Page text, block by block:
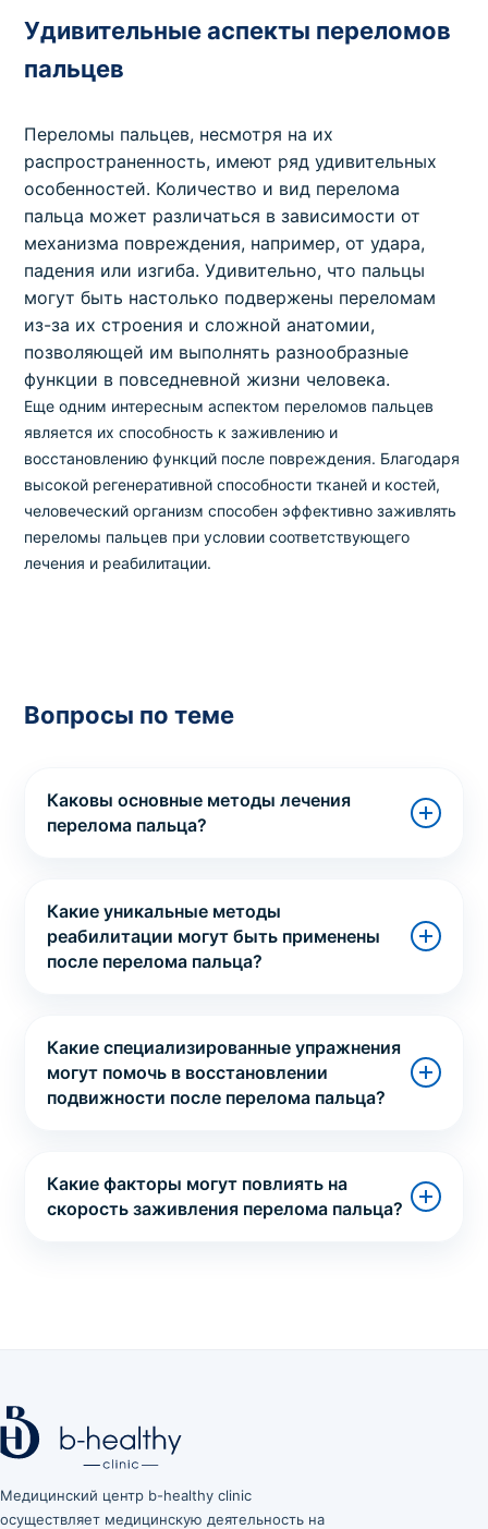
Удивительные аспекты переломов
пальцев
Переломы пальцев, несмотря на их
распространенность, имеют ряд удивительных
особенностей. Количество и вид перелома
пальца может различаться в зависимости от
механизма повреждения, например, от удара,
падения или изгиба. Удивительно, что пальцы
могут быть настолько подвержены переломам
из-за их строения и сложной анатомии,
позволяющей им выполнять разнообразные
функции в повседневной жизни человека.
Еще одним интересным аспектом переломов пальцев
является их способность к заживлению и
восстановлению функций после повреждения. Благодаря
высокой регенеративной способности тканей и костей,
человеческий организм способен эффективно заживлять
переломы пальцев при условии соответствующего
лечения и реабилитации.
Вопросы по теме
Каковы основные методы лечения
перелома пальца?
Какие уникальные методы
реабилитации могут быть применены
после перелома пальца?
Какие специализированные упражнения
могут помочь в восстановлении
подвижности после перелома пальца?
Какие факторы могут повлиять на
скорость заживления перелома пальца?
Медицинский центр b-healthy clinic
осуществляет медицинскую деятельность на